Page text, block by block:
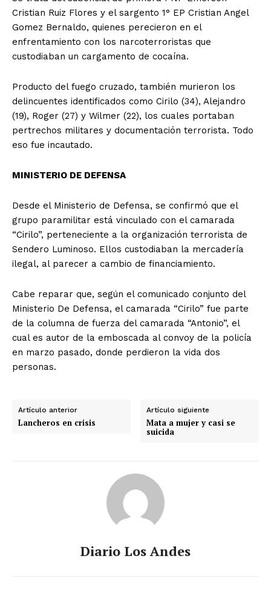
Cristian Ruiz Flores y el sargento 1° EP Cristian Angel
Gomez Bernaldo, quienes perecieron en el
enfrentamiento con los narcoterroristas que
custodiaban un cargamento de cocaína.
Producto del fuego cruzado, también murieron los
delincuentes identificados como Cirilo (34), Alejandro
(19), Roger (27) y Wilmer (22), los cuales portaban
pertrechos militares y documentación terrorista. Todo
eso fue incautado.
MINISTERIO DE DEFENSA
Desde el Ministerio de Defensa, se confirmó que el
grupo paramilitar está vinculado con el camarada
“Cirilo”, perteneciente a la organización terrorista de
Sendero Luminoso. Ellos custodiaban la mercadería
ilegal, al parecer a cambio de financiamiento.
Cabe reparar que, según el comunicado conjunto del
Ministerio De Defensa, el camarada “Cirilo” fue parte
de la columna de fuerza del camarada “Antonio”, el
cual es autor de la emboscada al convoy de la policía
en marzo pasado, donde perdieron la vida dos
personas.
Artículo anterior
Lancheros en crisis
Artículo siguiente
Mata a mujer y casi se
suicida
Diario Los Andes